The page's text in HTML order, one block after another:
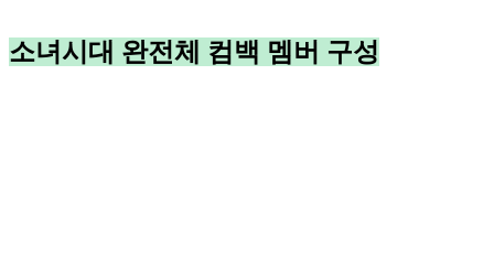
소녀시대 완전체 컴백 멤버 구성